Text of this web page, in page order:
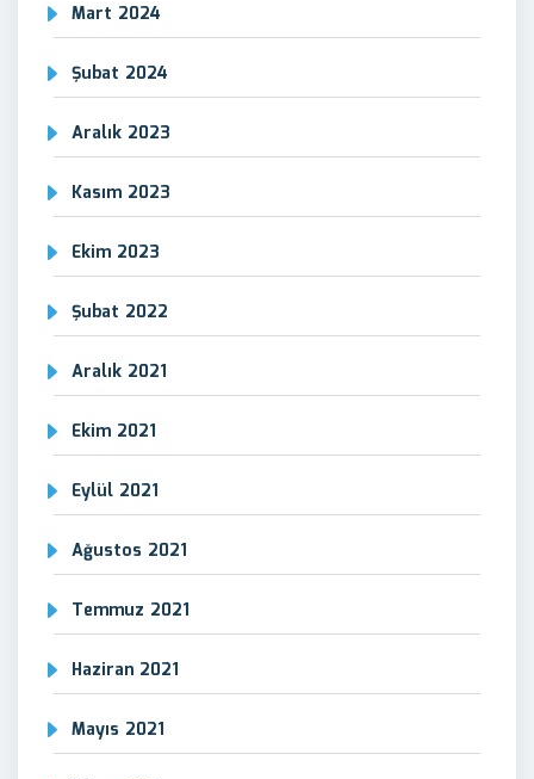
Mart 2024
Şubat 2024
Aralık 2023
Kasım 2023
Ekim 2023
Şubat 2022
Aralık 2021
Ekim 2021
Eylül 2021
Ağustos 2021
Temmuz 2021
Haziran 2021
Mayıs 2021